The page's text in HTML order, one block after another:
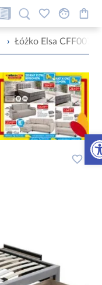
› Łóżko Elsa CFF007-